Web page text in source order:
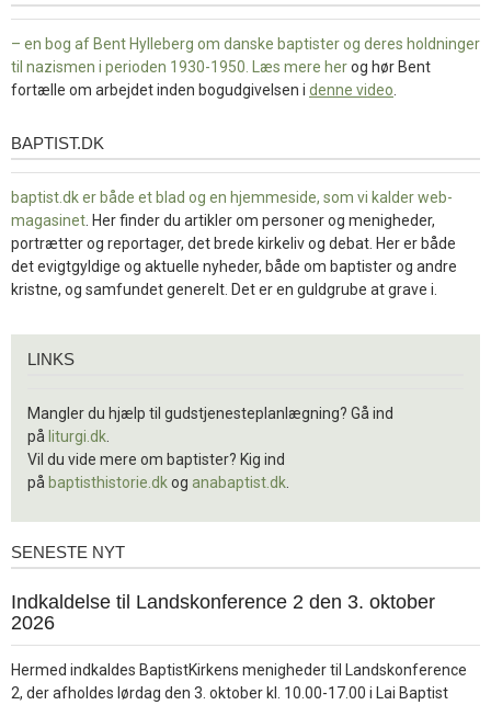
– en bog af Bent Hylleberg om danske baptister og deres holdninger
til nazismen i perioden 1930-1950. Læs mere herog hør Bent
fortælle om arbejdet inden bogudgivelsen i denne video
baptist.dk
BAPTIST.DK
baptist.dk er både et blad og en hjemmeside, som vi kalder web-
magasinet . Her finder du artikler om personer og menigheder,
portrætter og reportager, det brede kirkeliv og debat. Her er både
det evigtgyldige og aktuelle nyheder, både om baptister og andre
kristne, og samfundet generelt. Det er en guldgrube at grave i.
LINKS
Mangler du hjælp til gudstjenesteplanlægning? Gå ind
på liturgi.dk
Vil du vide mere om baptister? Kig ind
på baptisthistorie.dkog anabaptist.dk
Seneste
SENESTE NYT
1.
jul.
Indkaldelse til Landskonference 2 den 3. oktober
2026
Hermed indkaldes BaptistKirkens menigheder til Landskonference
2, der afholdes lørdag den 3. oktober kl. 10.00-17.00 i Lai Baptist